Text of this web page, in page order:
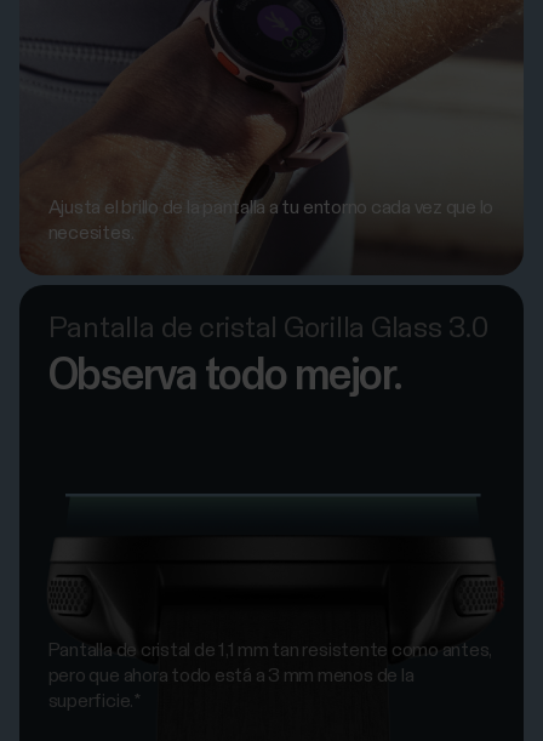
Ajusta el brillo de la pantalla a tu entorno cada vez que lo
necesites.
Pantalla de cristal Gorilla Glass 3.0
Observa todo mejor.
Pantalla de cristal de 1,1 mm tan resistente como antes,
pero que ahora todo está a 3 mm menos de la
superficie.*